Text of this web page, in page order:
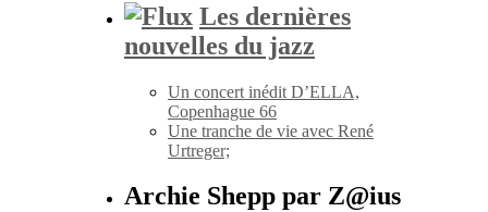
Les dernières
nouvelles du jazz
Un concert inédit D’ELLA,
Copenhague 66
Une tranche de vie avec René
Urtreger;
Archie Shepp par Z@ius